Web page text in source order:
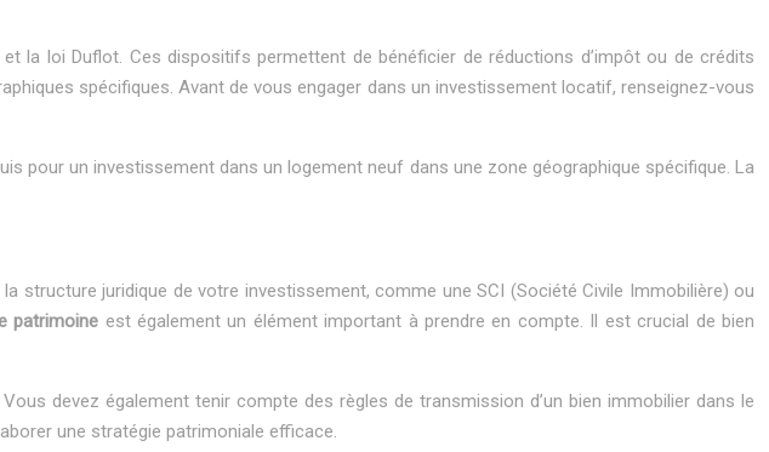
la loi Duflot. Ces dispositifs permettent de bénéficier de réductions d’impôt ou de crédits
spécifiques. Avant de vous engager dans un investissement locatif, renseignez-vous
pour un investissement dans un logement neuf dans une zone géographique spécifique. La
juridique de votre investissement, comme une SCI (Société Civile Immobilière) ou
patrimoine est également un élément important à prendre en compte. Il est crucial de bien
devez également tenir compte des règles de transmission d’un bien immobilier dans le
une stratégie patrimoniale efficace.